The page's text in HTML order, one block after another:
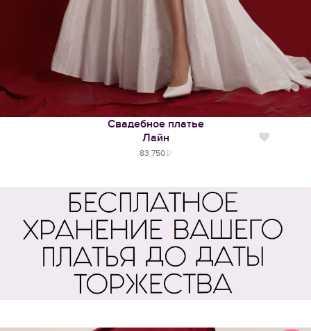
Свадебное платье
Лайн
83 750